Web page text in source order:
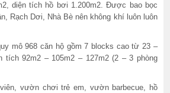
diện tích hồ bơi 1.200m2. Được bao bọc
Rạch Dơi, Nhà Bè nên không khí luôn luôn
mô 968 căn hộ gồm 7 blocks cao từ 23 –
tích 92m2 – 105m2 – 127m2 (2 – 3 phòng
vườn chơi trẻ em, vườn barbecue, hồ